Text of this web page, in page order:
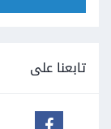
تابعنا على